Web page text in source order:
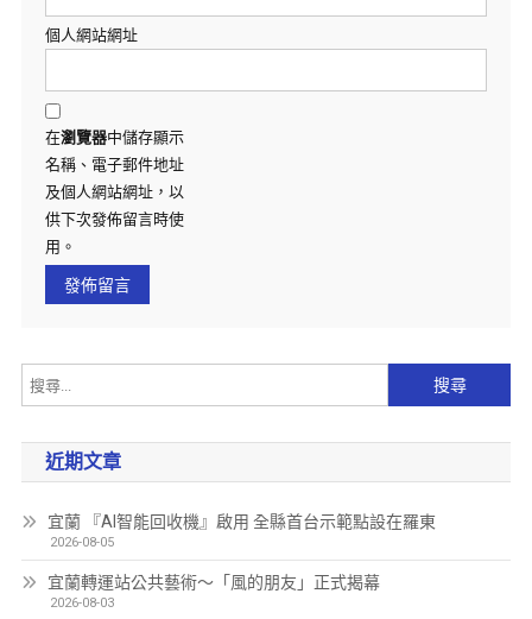
個人網站網址
在瀏覽器中儲存顯示
名稱、電子郵件地址
及個人網站網址，以
供下次發佈留言時使
用。
近期文章
宜蘭 『AI智能回收機』啟用 全縣首台示範點設在羅東
2026-08-05
宜蘭轉運站公共藝術～「風的朋友」正式揭幕
2026-08-03